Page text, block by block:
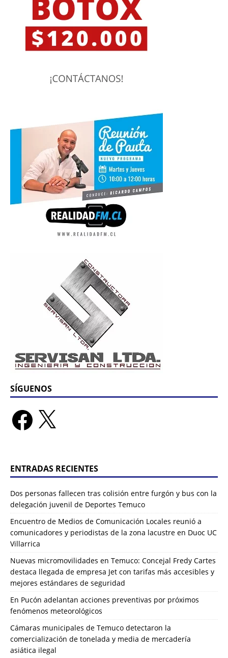
SÍGUENOS
ENTRADAS RECIENTES
Dos personas fallecen tras colisión entre furgón y bus con la
delegación juvenil de Deportes Temuco
Encuentro de Medios de Comunicación Locales reunió a
comunicadores y periodistas de la zona lacustre en Duoc UC
Villarrica
Nuevas micromovilidades en Temuco: Concejal Fredy Cartes
destaca llegada de empresa Jet con tarifas más accesibles y
mejores estándares de seguridad
En Pucón adelantan acciones preventivas por próximos
fenómenos meteorológicos
Cámaras municipales de Temuco detectaron la
comercialización de tonelada y media de mercadería
asiática ilegal